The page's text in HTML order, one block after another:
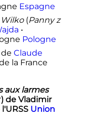
Espagne
(Panny z
•
Pologne
Claude
aux larmes
de Vladimir
Union